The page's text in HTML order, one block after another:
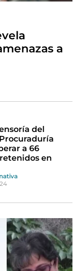
a
del
a 66
en